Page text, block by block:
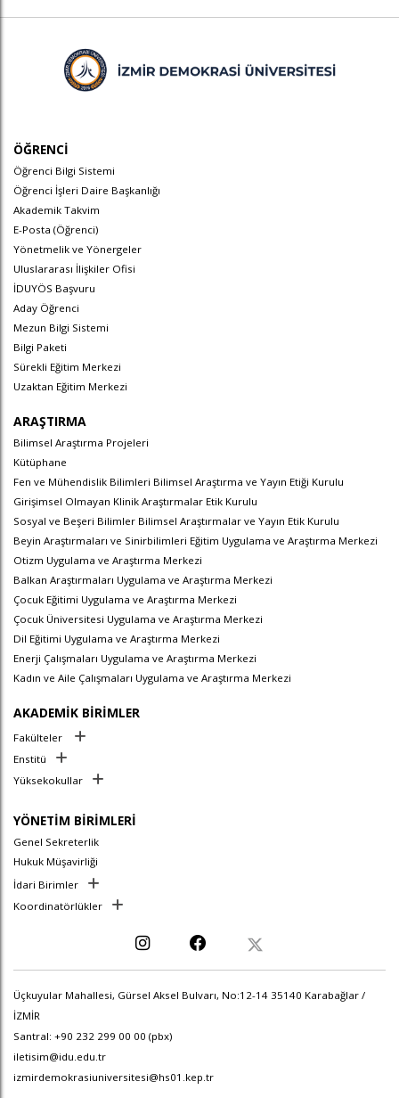
ÖĞRENCİ
Öğrenci Bilgi Sistemi
Öğrenci İşleri Daire Başkanlığı
Akademik Takvim
E-Posta (Öğrenci)
Yönetmelik ve Yönergeler
Uluslararası İlişkiler Ofisi
İDUYÖS Başvuru
Aday Öğrenci
Mezun Bilgi Sistemi
Bilgi Paketi
Sürekli Eğitim Merkezi
Uzaktan Eğitim Merkezi
ARAŞTIRMA
Bilimsel Araştırma Projeleri
Kütüphane
Fen ve Mühendislik Bilimleri Bilimsel Araştırma ve Yayın Etiği Kurulu
Girişimsel Olmayan Klinik Araştırmalar Etik Kurulu
Sosyal ve Beşeri Bilimler Bilimsel Araştırmalar ve Yayın Etik Kurulu
Beyin Araştırmaları ve Sinirbilimleri Eğitim Uygulama ve Araştırma Merkezi
Otizm Uygulama ve Araştırma Merkezi
Balkan Araştırmaları Uygulama ve Araştırma Merkezi
Çocuk Eğitimi Uygulama ve Araştırma Merkezi
Çocuk Üniversitesi Uygulama ve Araştırma Merkezi
Dil Eğitimi Uygulama ve Araştırma Merkezi
Enerji Çalışmaları Uygulama ve Araştırma Merkezi
Kadın ve Aile Çalışmaları Uygulama ve Araştırma Merkezi
AKADEMİK BİRİMLER
Fakülteler
Enstitü
Yüksekokullar
YÖNETİM BİRİMLERİ
Genel Sekreterlik
Hukuk Müşavirliği
İdari Birimler
Koordinatörlükler
Üçkuyular Mahallesi, Gürsel Aksel Bulvarı, No:12-14 35140 Karabağlar /
İZMİR
Santral: +90 232 299 00 00 (pbx)
iletisim@idu.edu.tr
izmirdemokrasiuniversitesi@hs01.kep.tr